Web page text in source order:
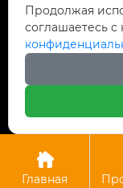

 +86-571-

Авторское право
Оборудование

Главная
Продолжая
соглашаетесь